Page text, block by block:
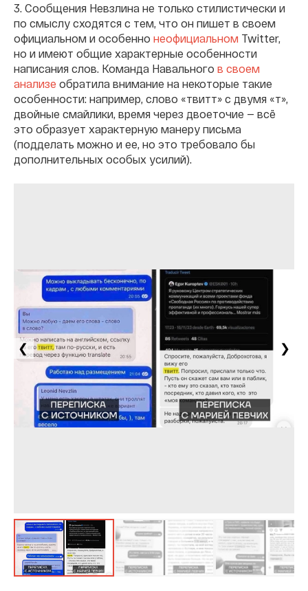
3. Сообщения Невзлина не только стилистически и
по смыслу сходятся с тем, что он пишет в своем
официальном и особенно неофициальном Twitter,
но и имеют общие характерные особенности
написания слов. Команда Навального в своем
анализе обратила внимание на некоторые такие
особенности: например, слово «твитт» с двумя «т»,
двойные смайлики, время через двоеточие — всё
это образует характерную манеру письма
(подделать можно и ее, но это требовало бы
дополнительных особых усилий).
❮ ❯